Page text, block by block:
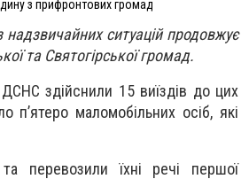
з прифронтових громад
ситуацій продовжує
та Святогірської громад.
здійснили 15 виїздів до цих
маломобільних осіб, які
перевозили їхні речі першої